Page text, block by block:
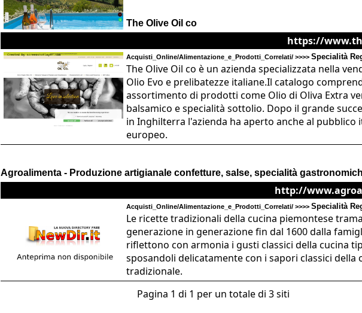
The Olive Oil co
https://
Acquisti_Online/Alimentazione_e_Prodotti_Correlati/ >>>> Specialità
The Olive Oil co è un azienda specializzata nella
Olio Evo e prelibatezze italiane.Il catalogo
assortimento di prodotti come Olio di Oliva Extra
balsamico e specialità sottolio. Dopo il grande
in Inghilterra l'azienda ha aperto anche al pubblico
europeo.
Agroalimenta - Produzione artigianale confetture, salse, specialità
http://
Acquisti_Online/Alimentazione_e_Prodotti_Correlati/ >>>> Specialità
Le ricette tradizionali della cucina piemontese
generazione in generazione fin dal 1600 dalla
riflettono con armonia i gusti classici della cucina
sposandoli delicatamente con i sapori classici della
tradizionale.
Pagina 1 di 1 per un totale di 3 siti